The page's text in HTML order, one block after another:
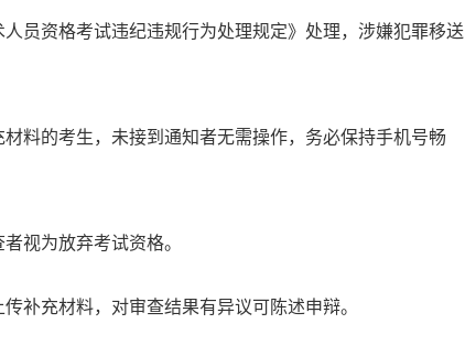
员资格考试违纪违规行为处理规定》处理，涉嫌犯罪移送
料的考生，未接到通知者无需操作，务必保持手机号畅
视为放弃考试资格。
补充材料，对审查结果有异议可陈述申辩。